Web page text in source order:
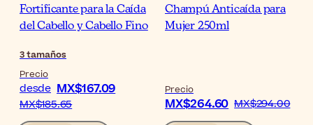
Fortificante para la Caída
del Cabello y Cabello Fino
3tamaños
Precio
desde MX$167.09
MX$185.65
Champú Anticaída para
Mujer 250ml
Precio
MX$264.60 MX$294.00